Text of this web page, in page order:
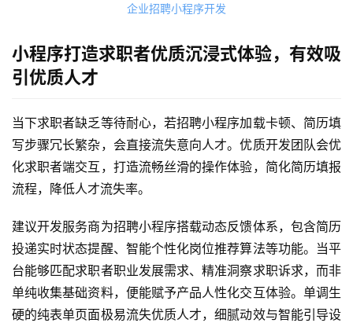
企业招聘小程序开发
小程序打造求职者优质沉浸式体验，有效吸
引优质人才
当下求职者缺乏等待耐心，若招聘小程序加载卡顿、简历填
写步骤冗长繁杂，会直接流失意向人才。优质开发团队会优
化求职者端交互，打造流畅丝滑的操作体验，简化简历填报
流程，降低人才流失率。
建议开发服务商为招聘小程序搭载动态反馈体系，包含简历
投递实时状态提醒、智能个性化岗位推荐算法等功能。当平
台能够匹配求职者职业发展需求、精准洞察求职诉求，而非
单纯收集基础资料，便能赋予产品人性化交互体验。单调生
硬的纯表单页面极易流失优质人才，细腻动效与智能引导设